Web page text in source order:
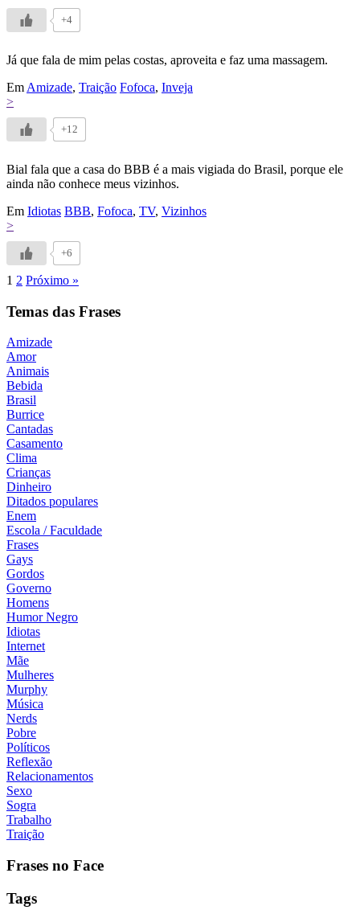
+4
Já que fala de mim pelas costas, aproveita e faz uma massagem.
Em Amizade, Traição Fofoca, Inveja
>
+12
Bial fala que a casa do BBB é a mais vigiada do Brasil, porque ele
ainda não conhece meus vizinhos.
Em Idiotas BBB, Fofoca, TV, Vizinhos
>
+6
1 2 Próximo »
Temas das Frases
Amizade
Amor
Animais
Bebida
Brasil
Burrice
Cantadas
Casamento
Clima
Crianças
Dinheiro
Ditados populares
Enem
Escola / Faculdade
Frases
Gays
Gordos
Governo
Homens
Humor Negro
Idiotas
Internet
Mãe
Mulheres
Murphy
Música
Nerds
Pobre
Políticos
Reflexão
Relacionamentos
Sexo
Sogra
Trabalho
Traição
Frases no Face
Tags